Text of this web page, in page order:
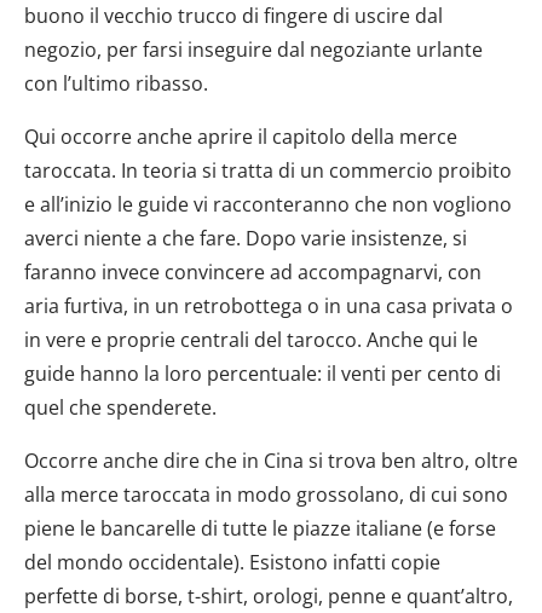
buono il vecchio trucco di fingere di uscire dal
negozio, per farsi inseguire dal negoziante urlante
con l’ultimo ribasso.
Qui occorre anche aprire il capitolo della merce
taroccata. In teoria si tratta di un commercio proibito
e all’inizio le guide vi racconteranno che non vogliono
averci niente a che fare. Dopo varie insistenze, si
faranno invece convincere ad accompagnarvi, con
aria furtiva, in un retrobottega o in una casa privata o
in vere e proprie centrali del tarocco. Anche qui le
guide hanno la loro percentuale: il venti per cento di
quel che spenderete.
Occorre anche dire che in Cina si trova ben altro, oltre
alla merce taroccata in modo grossolano, di cui sono
piene le bancarelle di tutte le piazze italiane (e forse
del mondo occidentale). Esistono infatti copie
perfette di borse, t-shirt, orologi, penne e quant’altro,